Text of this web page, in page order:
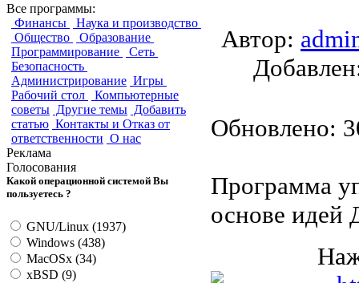
Все программы:
Финансы
Наука и производство
Общество
Образование
Программирование
Сеть
Безопасность
Администрирование Игры
Рабочий стол
Компьютерные
советы Другие темы Добавить
статью Контакты и Отказ от
ответственности О нас
Реклама
Голосования
Какой операционной системой Вы
пользуетесь ?
GNU/Linux (1937)
Windows (438)
MacOSx (34)
xBSD (9)
Автор:
Обновлено:
Программа
основе идей